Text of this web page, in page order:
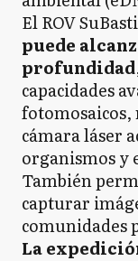
El ROV
puede
profundidad
capacidades
cámara láser
organismos y
También
capturar
comunidades
La